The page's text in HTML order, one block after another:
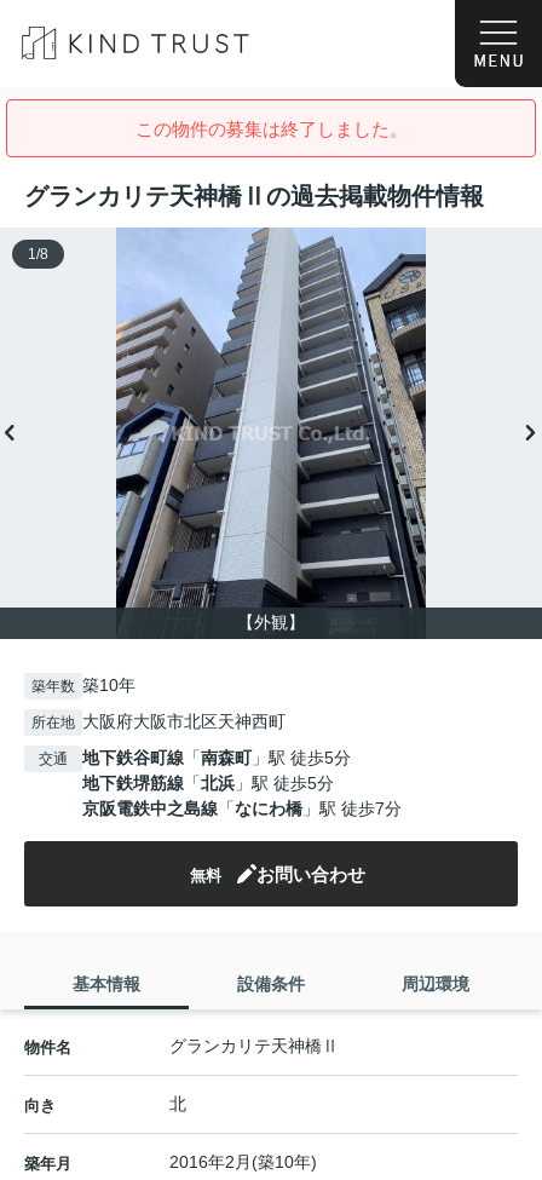
この物件の募集は終了しました。
グランカリテ天神橋Ⅱの過去掲載物件情報
【外観】
1 /8
築年数 築10年
所在地 大阪府大阪市北区天神西町
交通 地下鉄谷町線 「南森町」駅 徒歩5分
地下鉄堺筋線 「北浜 」駅 徒歩5分
京阪電鉄中之島線 「なにわ橋 」駅 徒歩7分
無料 お問い合わせ
基本情報 設備条件 周辺環境
物件名 グランカリテ天神橋Ⅱ
向き 北
築年月 2016年2月(築10年)